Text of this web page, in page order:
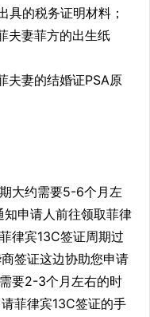
具的税务证明材料；
夫妻菲方的出生纸
夫妻的结婚证PSA原
大约需要5-6个月左
申请人前往领取菲律
律宾13C签证周期过
签证这边协助您申请
要2-3个月左右的时
菲律宾13C签证的手